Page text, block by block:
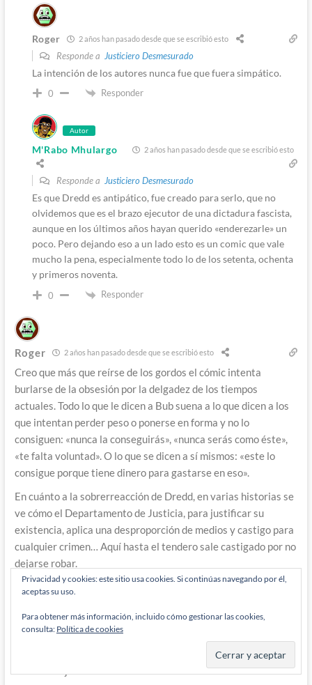
Roger 2 años han pasado desde que se escribió esto
Responde a Justiciero Desmesurado
La intención de los autores nunca fue que fuera simpático.
0 Responder
Autor
M'Rabo Mhulargo 2 años han pasado desde que se escribió esto
Responde a Justiciero Desmesurado
Es que Dredd es antipático, fue creado para serlo, que no
olvidemos que es el brazo ejecutor de una dictadura fascista,
aunque en los últimos años hayan querido «enderezarle» un
poco. Pero dejando eso a un lado esto es un comic que vale
mucho la pena, especialmente todo lo de los setenta, ochenta
y primeros noventa.
0 Responder
Roger 2 años han pasado desde que se escribió esto
Creo que más que reírse de los gordos el cómic intenta
burlarse de la obsesión por la delgadez de los tiempos
actuales. Todo lo que le dicen a Bub suena a lo que dicen a los
que intentan perder peso o ponerse en forma y no lo
consiguen: «nunca la conseguirás», «nunca serás como éste»,
«te falta voluntad». O lo que se dicen a sí mismos: «este lo
consigue porque tiene dinero para gastarse en eso».
En cuánto a la sobrerreacción de Dredd, en varias historias se
ve cómo el Departamento de Justicia, para justificar su
existencia, aplica una desproporción de medios y castigo para
cualquier crimen… Aquí hasta el tendero sale castigado por no
dejarse robar.
El exceso de fuerza policial también es habitual. Lo solemos
armamento militar, haciendo cosas como arrasar una casa
solo para terminar deteniendo un chaval que tenía rastros de
cannabis en su mochila. Así de absurdo esun sistema represor
Privacidad y cookies: este sitio usa cookies. Si continúas navegando por él,
aceptas su uso.
Para obtener más información, incluido cómo gestionar las cookies,
consulta: Política de cookies